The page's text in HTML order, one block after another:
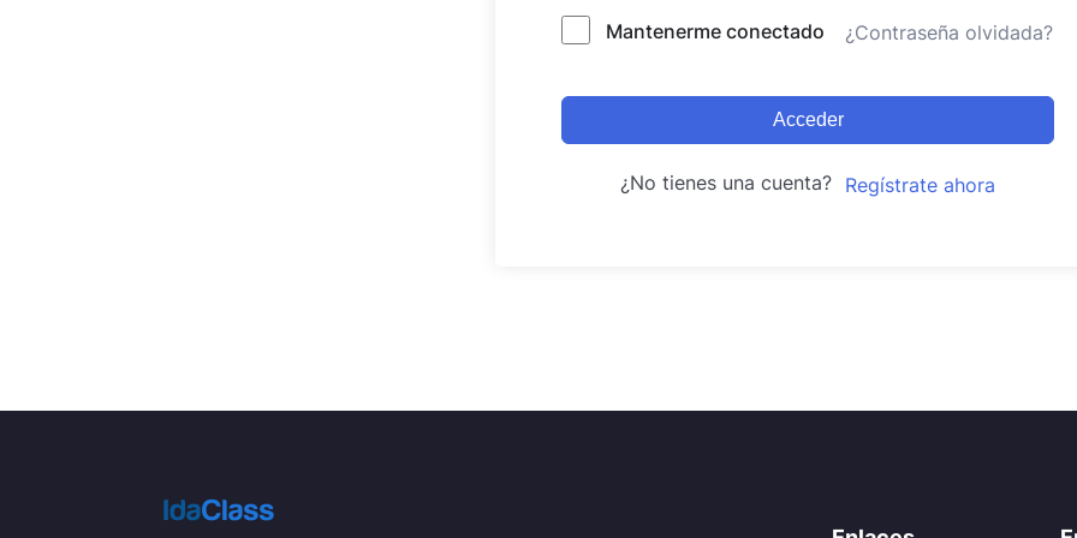
Mantenerme conectado ¿Contraseña olvidada?
Acceder
¿No tienes una cuenta? Regístrate ahora